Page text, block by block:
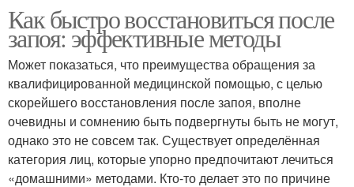
Как быстро восстановиться после
запоя: эффективные методы
Может показаться, что преимущества обращения за
квалифицированной медицинской помощью, с целью
скорейшего восстановления после запоя, вполне
очевидны и сомнению быть подвергнуты быть не могут,
однако это не совсем так. Существует определённая
категория лиц, которые упорно предпочитают лечиться
«домашними» методами. Кто-то делает это по причине